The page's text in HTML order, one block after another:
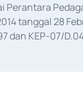
tanggal 28
dan KEP-07/